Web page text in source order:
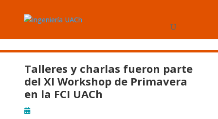
Talleres y charlas fueron parte
del XI Workshop de Primavera
en la FCI UACh